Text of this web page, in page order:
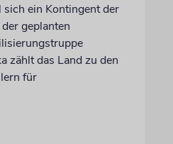
ein Kontingent der
geplanten
zählt das Land zu den
für